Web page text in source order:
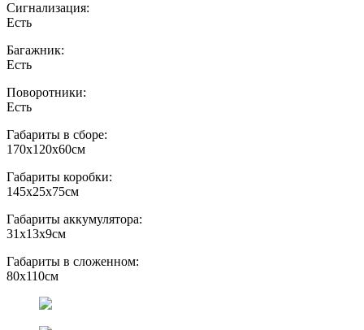
Сигнализация:
Есть
Багажник:
Есть
Поворотники:
Есть
Габариты в сборе:
170х120х60см
Габариты коробки:
145х25х75см
Габариты аккумулятора:
31х13х9см
Габариты в сложенном:
80х110см